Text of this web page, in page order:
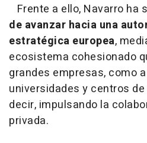
Frente a ello, Navarro ha
de avanzar hacia una
estratégica europea,
ecosistema cohesionado
grandes empresas, como
universidades y centros
decir, impulsando la
privada.